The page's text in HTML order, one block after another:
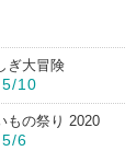
ぎ大冒険
10
もの祭り 2020
6